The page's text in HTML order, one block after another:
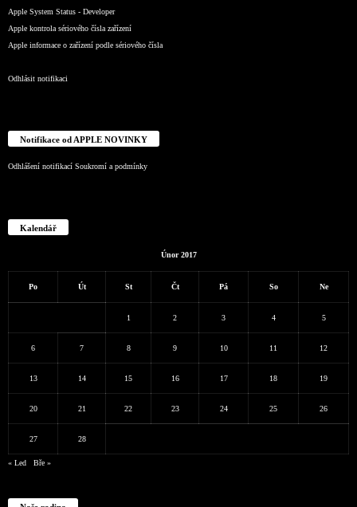
Apple System Status - Developer
Apple kontrola sériového čísla zařízení
Apple informace o zařízení podle sériového čísla
Odhlásit notifikaci
Notifikace od APPLE NOVINKY
Odhlášení notifikací Soukromí a podmínky
Kalendář
Únor 2017
Po Út St Čt Pá So Ne
1 2 3 4 5
6 7 8 9 10 11 12
13 14 15 16 17 18 19
20 21 22 23 24 25 26
27 28
« Led Bře »